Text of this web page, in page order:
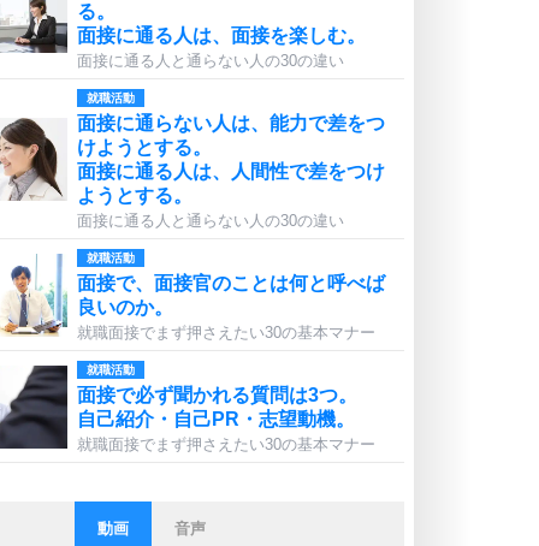
る。
面接に通る人は、面接を楽しむ。
面接に通る人と通らない人の30の違い
就職活動
面接に通らない人は、能力で差をつ
けようとする。
面接に通る人は、人間性で差をつけ
ようとする。
面接に通る人と通らない人の30の違い
就職活動
面接で、面接官のことは何と呼べば
良いのか。
就職面接でまず押さえたい30の基本マナー
就職活動
面接で必ず聞かれる質問は3つ。
自己紹介・自己PR・志望動機。
就職面接でまず押さえたい30の基本マナー
ストレス対策
動画 音声